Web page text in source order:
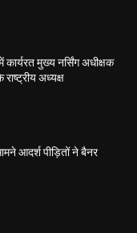
मुख्य नर्सिंग अधीक्षक
राष्ट्रीय अध्यक्ष
आदर्श पीड़ितों ने बैनर